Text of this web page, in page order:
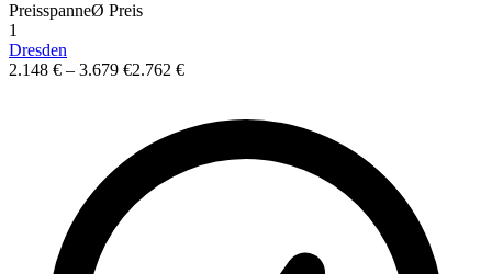
PreisspanneØ Preis
1
Dresden
2.148 € – 3.679 €2.762 €